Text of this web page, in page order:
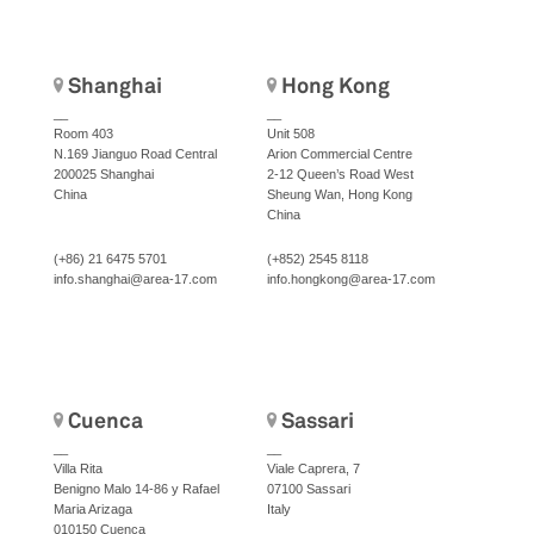
Shanghai
Room 403
N.169 Jianguo Road Central
200025 Shanghai
China
(+86) 21 6475 5701
info.shanghai@area-17.com
Hong Kong
Unit 508
Arion Commercial Centre
2-12 Queen’s Road West
Sheung Wan, Hong Kong
China
(+852) 2545 8118
info.hongkong@area-17.com
Cuenca
Villa Rita
Benigno Malo 14-86 y Rafael
Maria Arizaga
010150 Cuenca
Sassari
Viale Caprera, 7
07100 Sassari
Italy